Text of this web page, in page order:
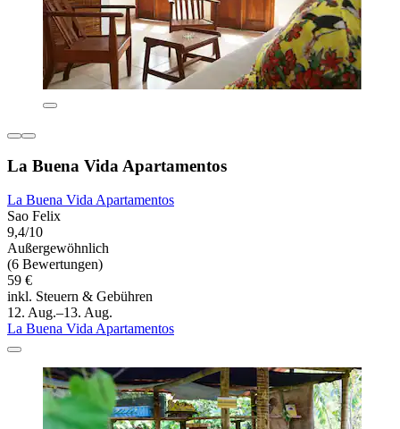
La Buena Vida Apartamentos
La Buena Vida Apartamentos
Sao Felix
9,4/10
Außergewöhnlich
(6 Bewertungen)
59 €
inkl. Steuern & Gebühren
12. Aug.–13. Aug.
La Buena Vida Apartamentos